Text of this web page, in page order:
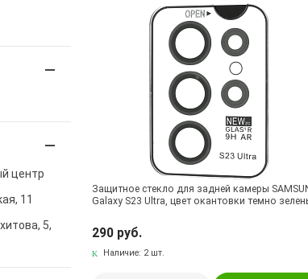
центр
11
5,
Защитное стекло для задней камеры
Galaxy S23 Ultra, цвет окантовки темно
290 руб.
Наличие: 2 шт.